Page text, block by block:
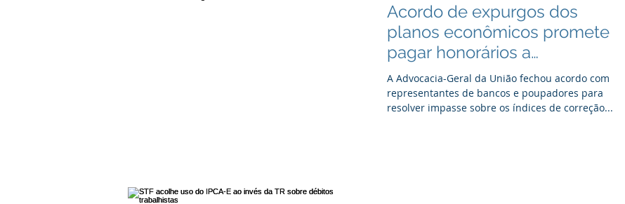
Acordo de expurgos dos
planos econômicos promete
pagar honorários a
advogados
A Advocacia-Geral da União fechou acordo com
representantes de bancos e poupadores para
resolver impasse sobre os índices de correção...